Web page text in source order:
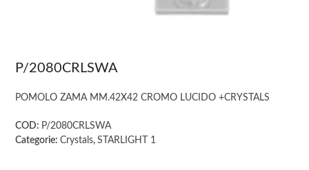
P/2080CRLSWA
POMOLO ZAMA MM.42X42 CROMO LUCIDO +CRYSTALS
COD: P/2080CRLSWA
Categorie:Crystals,STARLIGHT 1